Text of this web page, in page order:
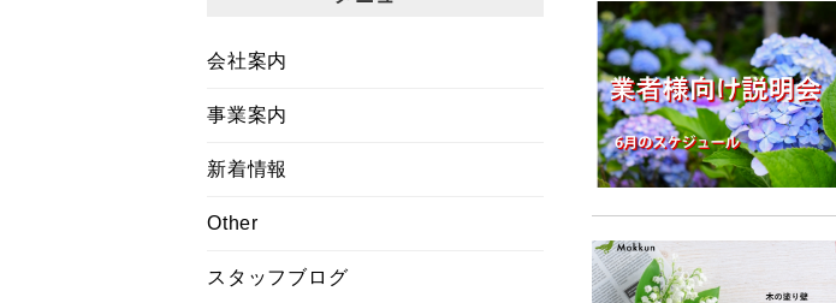
会社案内
事業案内
新着情報
Other
スタッフブログ